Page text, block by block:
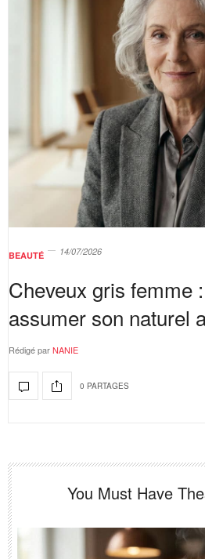
BEAUTÉ 14/07/2026
Cheveux gris femme
assumer son naturel
Rédigé parNANIE
0 PARTAGES
You Must Have